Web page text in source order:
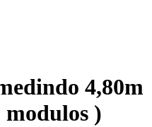
4,80m
)